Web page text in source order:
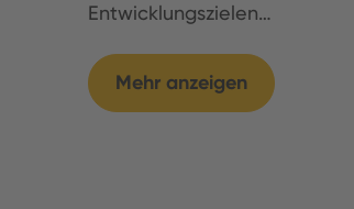
Entwicklungszielen…
Mehr anzeigen